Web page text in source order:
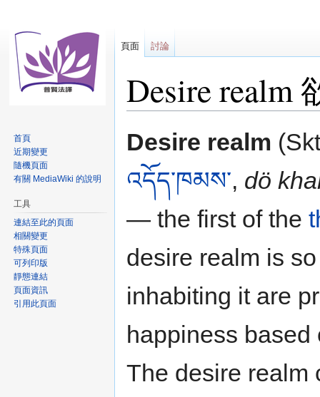
Desire realm
至
覽
至
尋
Desire realm
འདོད་ཁམས་, dö
— the first of the
desire realm is
inhabiting it are
happiness
The desire realm
頁面 討論
首頁
近期變更
隨機頁面
有關 MediaWiki 的說明
工具
連結至此的頁面
相關變更
特殊頁面
可列印版
靜態連結
頁面資訊
引用此頁面